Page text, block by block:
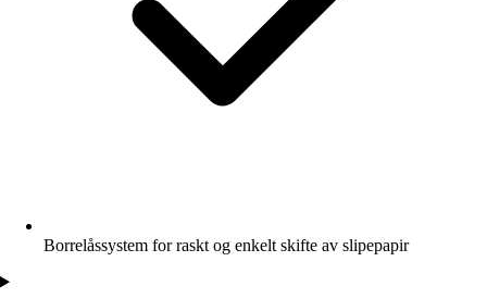
Borrelåssystem for raskt og enkelt skifte av slipepapir